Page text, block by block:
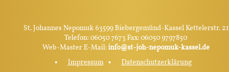
St. Johannes Nepomuk 63599 Biebergemünd-Kassel Kettelerstr. 21
Telefon: 06050 7673 Fax: 06050 9797850
Web-Master E-Mail:info@st-joh-nepomuk-kassel.de
Impressum
Datenschutzerklärung